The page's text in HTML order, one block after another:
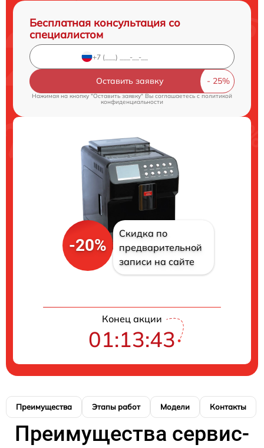
Бесплатная консультация со
специалистом
Оставить заявку
Нажимая на кнопку "Оставить заявку" Вы соглашаетесь cполитикой
конфиденциальности
-20%
Скидка по
предварительной
записи на сайте
Конец акции
01:13:43
Преимущества Этапы работ Модели Контакты
Преимущества сервис-